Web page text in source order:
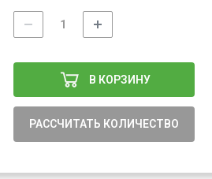
В КОРЗИНУ
РАССЧИТАТЬ КОЛИЧЕСТВО